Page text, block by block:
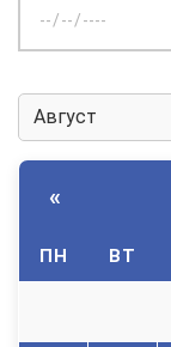
дату:
«
ПН ВТ